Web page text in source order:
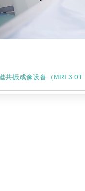
共振成像设备（MRI 3.0T